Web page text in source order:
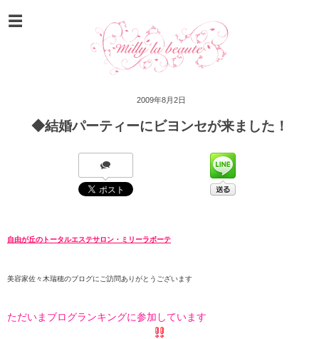
2009年8月2日
◆結婚パーティーにビヨンセが来ました！
自由が丘のトータルエステサロン・ミリーラボーテ
美容家佐々木瑞穂のブログにご訪問ありがとうございます
ただいまブログランキングに参加しています